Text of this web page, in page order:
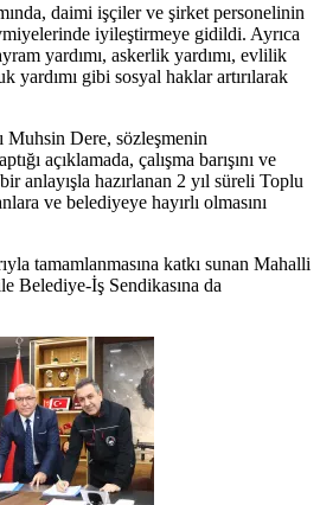
daimi işçiler ve şirket personelinin
iyileştirmeye gidildi. Ayrıca
yardımı, askerlik yardımı, evlilik
yardımı gibi sosyal haklar artırılarak
Muhsin Dere, sözleşmenin
açıklamada, çalışma barışını ve
anlayışla hazırlanan 2 yıl süreli Toplu
ve belediyeye hayırlı olmasını
tamamlanmasına katkı sunan Mahalli
Belediye-İş Sendikasına da